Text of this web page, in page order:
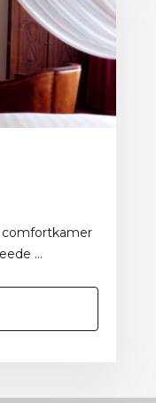
comfortkamer
...